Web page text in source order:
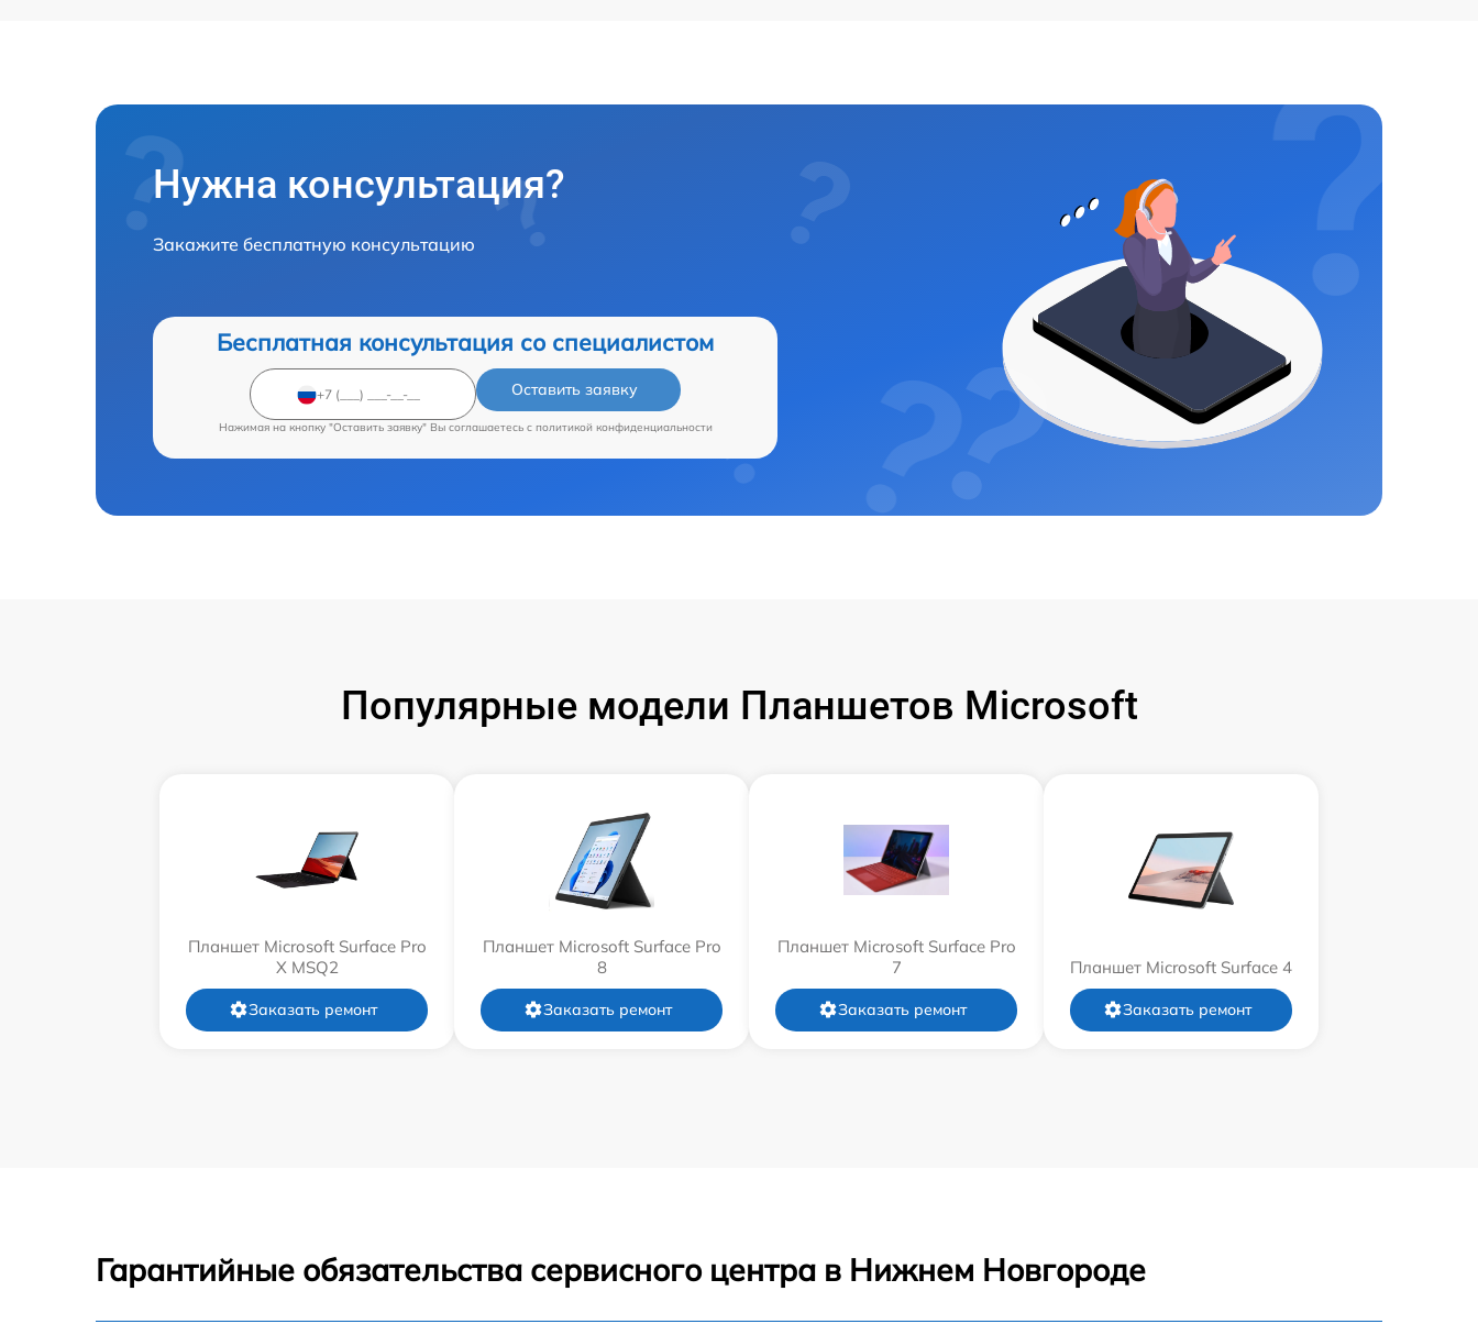
Нужна консультация?
Закажите бесплатную консультацию
Бесплатная консультация со специалистом
Оставить заявку
Нажимая на кнопку "Оставить заявку" Вы соглашаетесь c политикой конфиденциальности
Популярные модели Планшетов Microsoft
Планшет Microsoft Surface Pro
X MSQ2
Заказать ремонт
Планшет Microsoft Surface Pro
8
Заказать ремонт
Планшет Microsoft Surface Pro
7
Заказать ремонт
Планшет Microsoft Surface 4
Заказать ремонт
Гарантийные обязательства сервисного центра в Нижнем Новгороде